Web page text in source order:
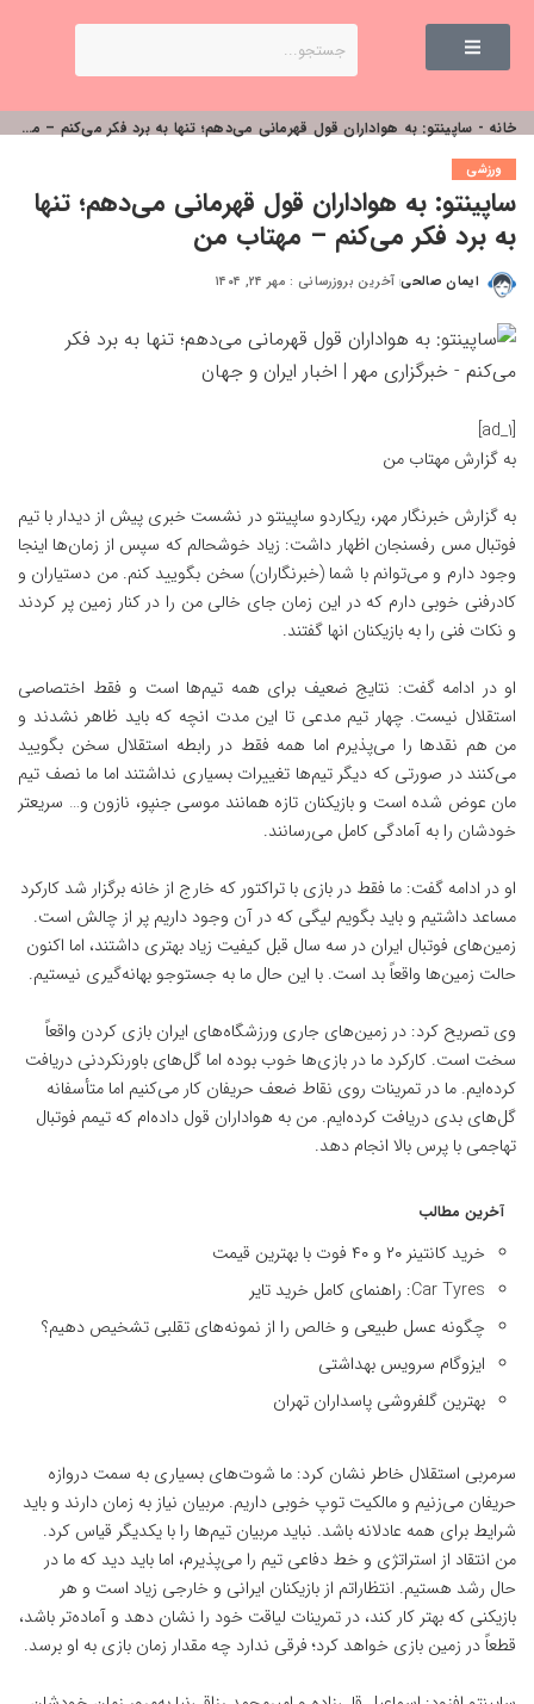
خانه - ساپینتو: به هواداران قول قهرمانی می‌دهم؛ تنها به برد فکر می‌کنم – مهتاب من
ورزشی
ساپینتو: به هواداران قول قهرمانی می‌دهم؛ تنها
به برد فکر می‌کنم – مهتاب من
ایمان صالحی آخرین بروزرسانی : مهر ۲۴, ۱۴۰۴
[ad_1]
به گزارش مهتاب من
به گزارش خبرنگار مهر، ریکاردو ساپینتو در نشست خبری پیش از دیدار با تیم
فوتبال مس رفسنجان اظهار داشت: زیاد خوشحالم که سپس از زمان‌ها اینجا
وجود دارم و می‌توانم با شما (خبرنگاران) سخن بگویید کنم. من دستیاران و
کادرفنی خوبی دارم که در این زمان جای خالی من را در کنار زمین پر کردند
و نکات فنی را به بازیکنان انها گفتند.
او در ادامه گفت: نتایج ضعیف برای همه تیم‌ها است و فقط اختصاصی
استقلال نیست. چهار تیم مدعی تا این مدت انچه که باید ظاهر نشدند و
من هم نقدها را می‌پذیرم اما همه فقط در رابطه استقلال سخن بگویید
می‌کنند در صورتی که دیگر تیم‌ها تغییرات بسیاری نداشتند اما ما نصف تیم
مان عوض شده است و بازیکنان تازه همانند موسی جنپو، نازون و… سریعتر
خودشان را به آمادگی کامل می‌رسانند.
او در ادامه گفت: ما فقط در بازی با تراکتور که خارج از خانه برگزار شد کارکرد
مساعد داشتیم و باید بگویم لیگی که در آن وجود داریم پر از چالش است.
زمین‌های فوتبال ایران در سه سال قبل کیفیت زیاد بهتری داشتند، اما اکنون
حالت زمین‌ها واقعاً بد است. با این حال ما به جستوجو بهانه‌گیری نیستیم.
وی تصریح کرد: در زمین‌های جاری ورزشگاه‌های ایران بازی کردن واقعاً
سخت است. کارکرد ما در بازی‌ها خوب بوده اما گل‌های باورنکردنی دریافت
کرده‌ایم. ما در تمرینات روی نقاط ضعف حریفان کار می‌کنیم اما متأسفانه
گل‌های بدی دریافت کرده‌ایم. من به هواداران قول داده‌ام که تیمم فوتبال
تهاجمی با پرس بالا انجام دهد.
آخرین مطالب
خرید کانتینر ۲۰ و ۴۰ فوت با بهترین قیمت
Car Tyres: راهنمای کامل خرید تایر
چگونه عسل طبیعی و خالص را از نمونه‌های تقلبی تشخیص دهیم؟
ایزوگام سرویس بهداشتی
بهترین گلفروشی پاسداران تهران
سرمربی استقلال خاطر نشان کرد: ما شوت‌های بسیاری به سمت دروازه
حریفان می‌زنیم و مالکیت توپ خوبی داریم. مربیان نیاز به زمان دارند و باید
شرایط برای همه عادلانه باشد. نباید مربیان تیم‌ها را با یکدیگر قیاس کرد.
من انتقاد از استراتژی و خط دفاعی تیم را می‌پذیرم، اما باید دید که ما در
حال رشد هستیم. انتظاراتم از بازیکنان ایرانی و خارجی زیاد است و هر
بازیکنی که بهتر کار کند، در تمرینات لیاقت خود را نشان دهد و آماده‌تر باشد،
قطعاً در زمین بازی خواهد کرد؛ فرقی ندارد چه مقدار زمان بازی به او برسد.